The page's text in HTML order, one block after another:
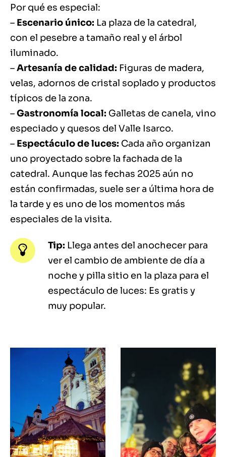
Por qué es especial:
– Escenario único: La plaza de la catedral,
con el pesebre a tamaño real y el árbol
iluminado.
–Artesanía de calidad: Figuras de madera,
velas, adornos de cristal soplado y productos
típicos de la zona.
–Gastronomía local: Galletas de canela, vino
especiado y quesos del Valle Isarco.
– Espectáculo de luces: Cada año organizan
uno proyectado sobre la fachada de la
catedral. Aunque las fechas 2025 aún no
están confirmadas, suele ser a última hora de
la tarde y es uno de los momentos más
especiales de la visita.
Tip: Llega antes del anochecer para
ver el cambio de ambiente de día a
noche y pilla sitio en la plaza para el
espectáculo de luces: Es gratis y
muy popular.